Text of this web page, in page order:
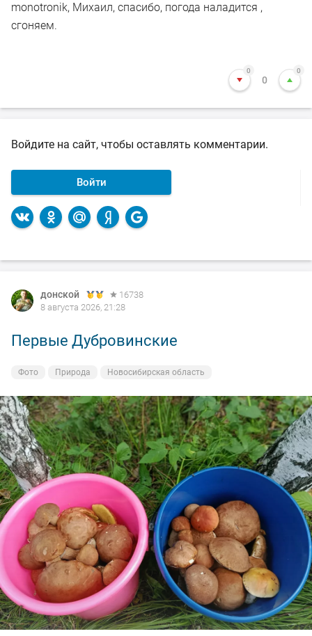
monotronik, Михаил, спасибо, погода наладится ,
сгоняем.
0
0
0
Войдите на сайт, чтобы оставлять комментарии.
Войти
донской
16738
8 августа 2026, 21:28
Первые Дубровинские
Фото Природа Новосибирская область